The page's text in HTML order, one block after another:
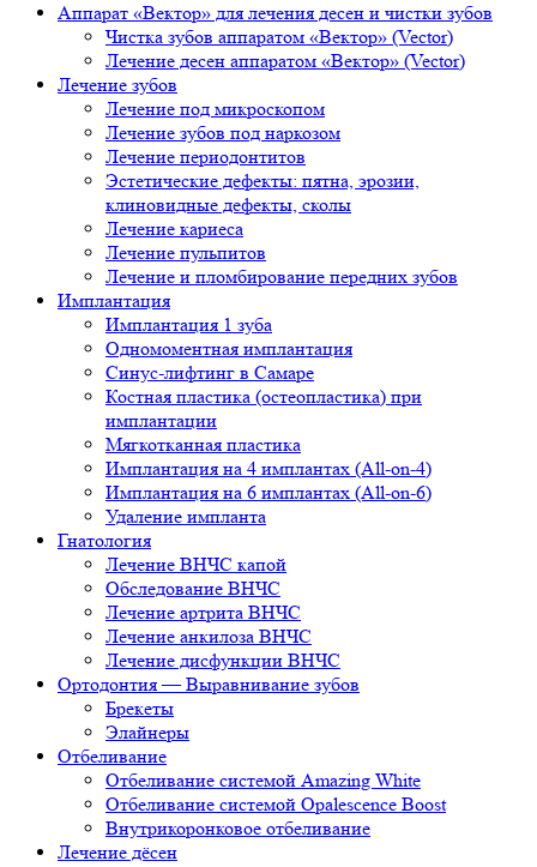
Аппарат «Вектор» для лечения десен и чистки зубов
Чистка зубов аппаратом «Вектор» (Vector)
Лечение десен аппаратом «Вектор» (Vector)
Лечение зубов
Лечение под микроскопом
Лечение зубов под наркозом
Лечение периодонтитов
Эстетические дефекты: пятна, эрозии,
клиновидные дефекты, сколы
Лечение кариеса
Лечение пульпитов
Лечение и пломбирование передних зубов
Имплантация
Имплантация 1 зуба
Одномоментная имплантация
Синус-лифтинг в Самаре
Костная пластика (остеопластика) при
имплантации
Мягкотканная пластика
Имплантация на 4 имплантах (All-on-4)
Имплантация на 6 имплантах (All-on-6)
Удаление импланта
Гнатология
Лечение ВНЧС капой
Обследование ВНЧС
Лечение артрита ВНЧС
Лечение анкилоза ВНЧС
Лечение дисфункции ВНЧС
Ортодонтия — Выравнивание зубов
Брекеты
Элайнеры
Отбеливание
Отбеливание системой Amazing White
Отбеливание системой Opalescence Boost
Внутрикоронковое отбеливание
Лечение дёсен